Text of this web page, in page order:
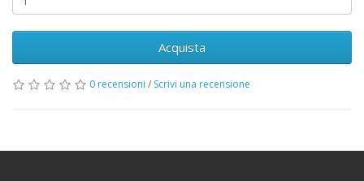
Acquista
0 recensioni / Scrivi una recensione